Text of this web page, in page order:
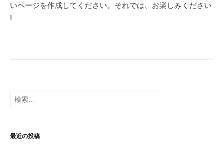
いページを作成してください。それでは、お楽しみください
!
検
索:
最近の投稿